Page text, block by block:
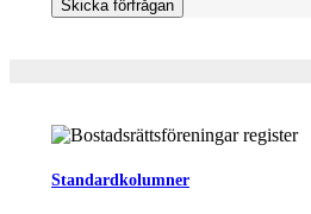
Standardkolumner